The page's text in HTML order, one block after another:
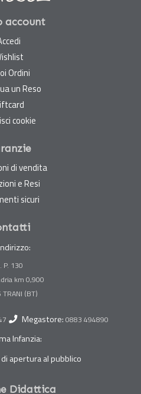
account
Ordini
un Reso
cookie
di vendita
e Resi
sicuri
P. 130
km 0,900
Megastore: 0883 494890
Infanzia:
apertura al pubblico
Didattica